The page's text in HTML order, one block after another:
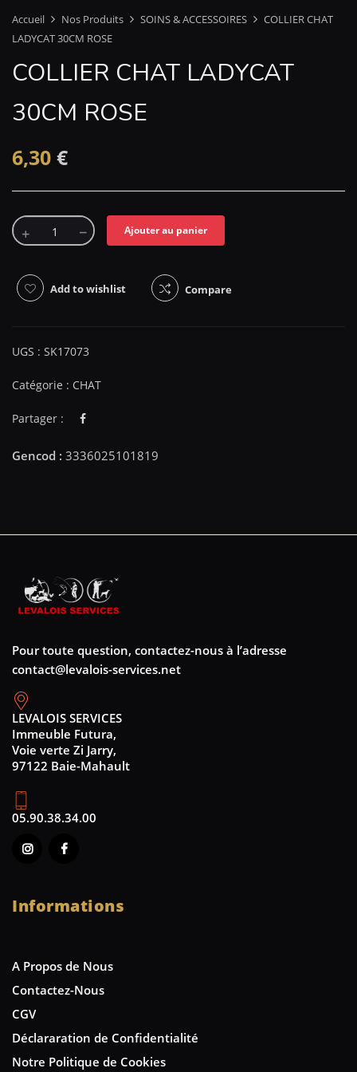
Accueil Nos Produits SOINS & ACCESSOIRES
COLLIER CHAT
LADYCAT 30CM ROSE
COLLIER CHAT LADYCAT
30CM ROSE
6,30 €
Ajouter au panier
Add to wishlist Compare
UGS : SK17073
Catégorie : CHAT
Partager :
Pour toute question, contactez-nous à l’adresse
contact@levalois-services.net
LEVALOIS SERVICES
Immeuble Futura,
Voie verte Zi Jarry,
97122 Baie-Mahault
05.90.38.34.00
Informations
A Propos de Nous
Contactez-Nous
CGV
Déclararation de Confidentialité
Notre Politique de Cookies